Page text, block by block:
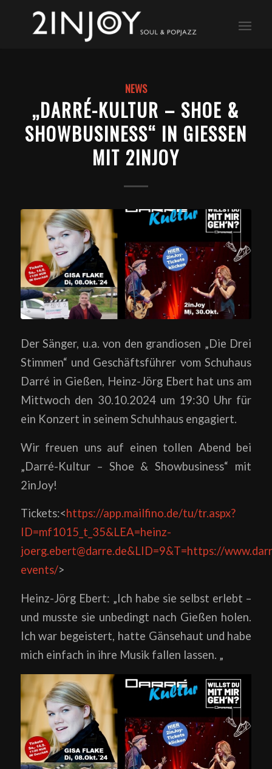
NEWS
„DARRÉ-KULTUR – SHOE &
SHOWBUSINESS“ IN GIESSEN M
IT 2INJOY
Der Sänger, u.a. von den grandiosen „Die Drei
Stimmen“ und Geschäftsführer vom Schuhaus
Darré in Gießen, Heinz-Jörg Ebert hat uns am
Mittwoch den 30.10.2024 um 19:30 Uhr für
ein Konzert in seinem Schuhhaus engagiert.
Wir freuen uns auf einen tollen Abend bei
„Darré-Kultur – Shoe & Showbusiness“ mit
2inJoy!
Tickets:<https://app.mailfino.de/tu/tr.aspx?
ID=mf1015_t_35&LEA=heinz-
joerg.ebert@darre.de&LID=9&T=https://
events/>
Heinz-Jörg Ebert: „Ich habe sie selbst erlebt –
und musste sie unbedingt nach Gießen holen.
Ich war begeistert, hatte Gänsehaut und habe
mich einfach in ihre Musik fallen lassen. „